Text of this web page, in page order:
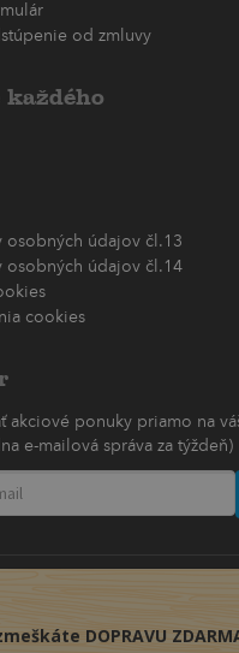
od zmluvy
osobných údajov čl.13
osobných údajov čl.14
cookies
akciové ponuky priamo na
e-mailová správa za týždeň)
DOPRAVU